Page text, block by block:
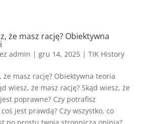
że masz rację? Obiektywna
admin | gru 14, 2025| TIK History
że masz rację? Obiektywna teoria
wiesz, że masz rację? Skąd wiesz, że
poprawne? Czy potrafisz
jest prawdą? Czy wszystko, co